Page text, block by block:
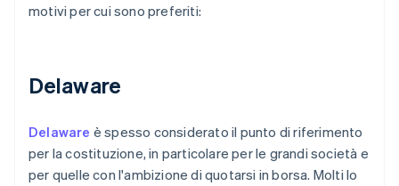
motivi per cui sono preferiti:
Delaware
Delaware è spesso considerato il punto di riferimento
per la costituzione, in particolare per le grandi società e
per quelle con l'ambizione di quotarsi in borsa. Molti lo